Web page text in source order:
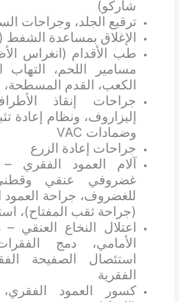
شاركو)
ترقيع الجلد، وجراحات
الإغلاق بمساعدة الشفط (VAC)
طب الأقدام (انغراس
مسامير اللحم، التهاب
الكعب، القدم المسطحة،
جراحات إنقاذ
إليزاروف، ونظام إعادة
وضمادات VAC
جراحات إعادة الزرع
آلام العمود الفقري –
غضروفي عنقي
للغضروف، جراحة
(جراحة ثقب المفتاح)،
اعتلال النخاع العنقي
الأمامي، دمج
استئصال الصفيحة
الفقرية
كسور العمود الفقري،